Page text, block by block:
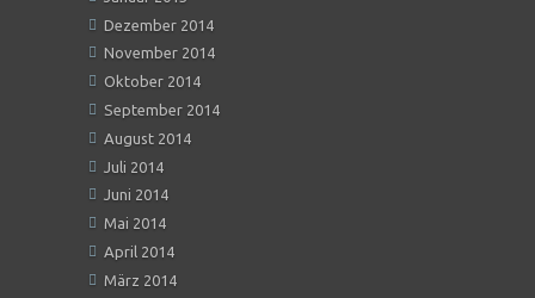
Dezember 2014
November 2014
Oktober 2014
September 2014
August 2014
Juli 2014
Juni 2014
Mai 2014
April 2014
März 2014